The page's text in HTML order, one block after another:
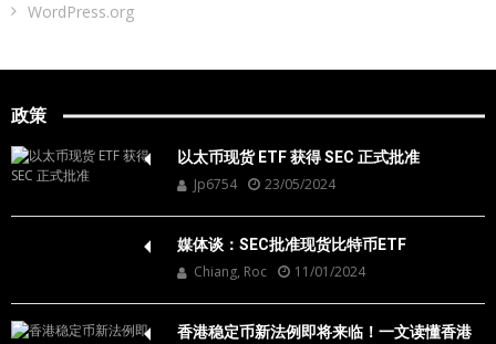
WordPress.org
政策
以太币现货 ETF 获得 SEC 正式批准
Jp6754 23/05/2024
媒体谈：SEC批准现货比特币ETF
Chiang, Roc 11/01/2024
香港稳定币新法例即将来临！一文读懂香港